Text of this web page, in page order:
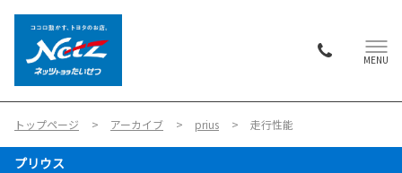
MENU
トップページ アーカイブ prius 走行性能
プリウス